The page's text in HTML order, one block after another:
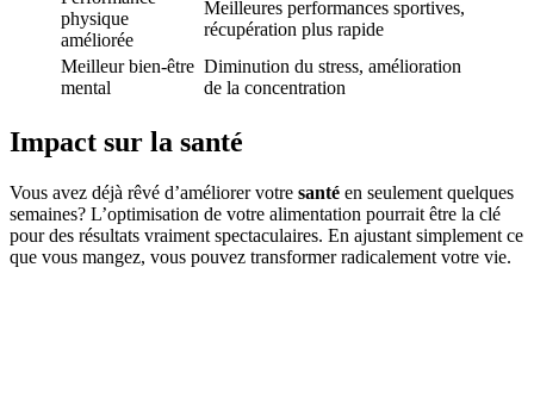
physique
améliorée
Meilleures performances sportives,
récupération plus rapide
Meilleur bien-être
mental
Diminution du stress, amélioration
de la concentration
Impact sur la santé
Vous avez déjà rêvé d’améliorer votre santé en seulement quelques
semaines? L’optimisation de votre alimentation pourrait être la clé
pour des résultats vraiment spectaculaires. En ajustant simplement ce
que vous mangez, vous pouvez transformer radicalement votre vie.